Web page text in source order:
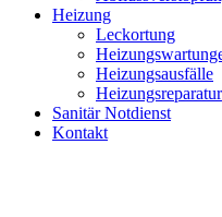
Heizung
Leckortung
Heizungsausfälle
Heizungsreparatur
Sanitär Notdienst
Kontakt